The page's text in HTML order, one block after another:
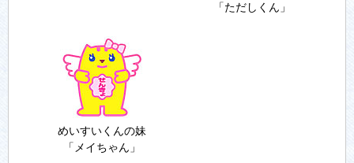
「ただしくん」
めいすいくんの妹
「メイちゃん」